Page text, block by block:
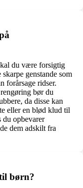
du være forsigtig
genstande som
forårsage ridser.
bør du
da disse kan
eller en blød klud til
du opbevarer
dem adskilt fra
børn?